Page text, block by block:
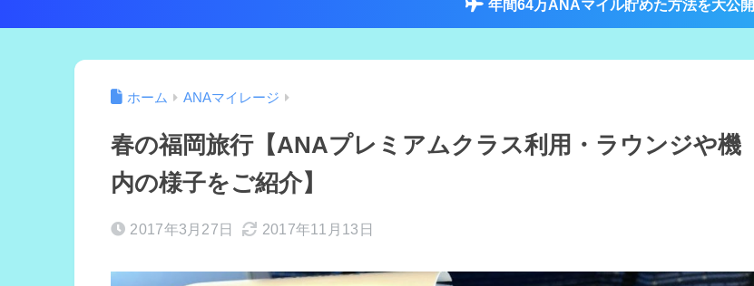
年間64万ANAマイル貯めた方法を大公開
ホーム ANAマイレージ
春の福岡旅行【ANAプレミアムクラス利用・ラウンジや機
内の様子をご紹介】
2017年3月27日 2017年11月13日